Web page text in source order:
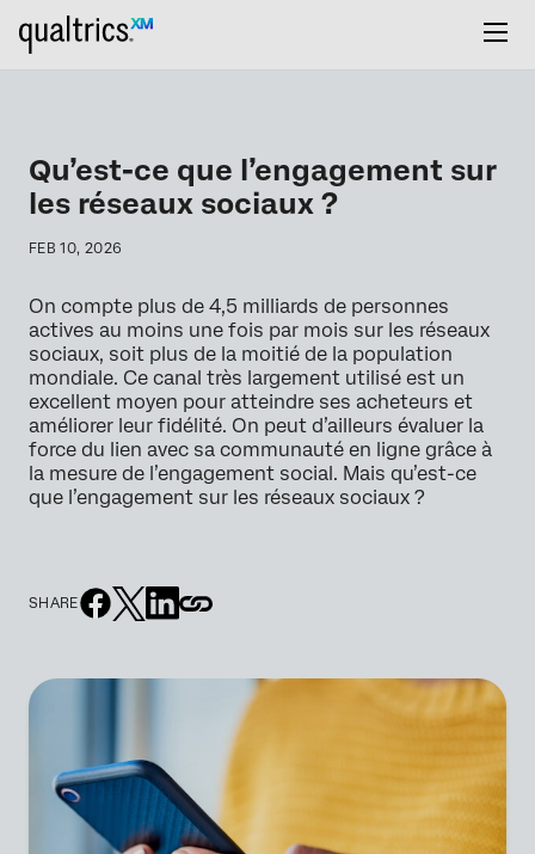
Qu’est-ce que l’engagement sur
les réseaux sociaux ?
FEB 10, 2026
On compte plus de 4,5 milliards de personnes
actives au moins une fois par mois sur les réseaux
sociaux, soit plus de la moitié de la population
mondiale. Ce canal très largement utilisé est un
excellent moyen pour atteindre ses acheteurs et
améliorer leur fidélité. On peut d’ailleurs évaluer la
force du lien avec sa communauté en ligne grâce à
la mesure de l’engagement social. Mais qu’est-ce
que l’engagement sur les réseaux sociaux ?
SHARE